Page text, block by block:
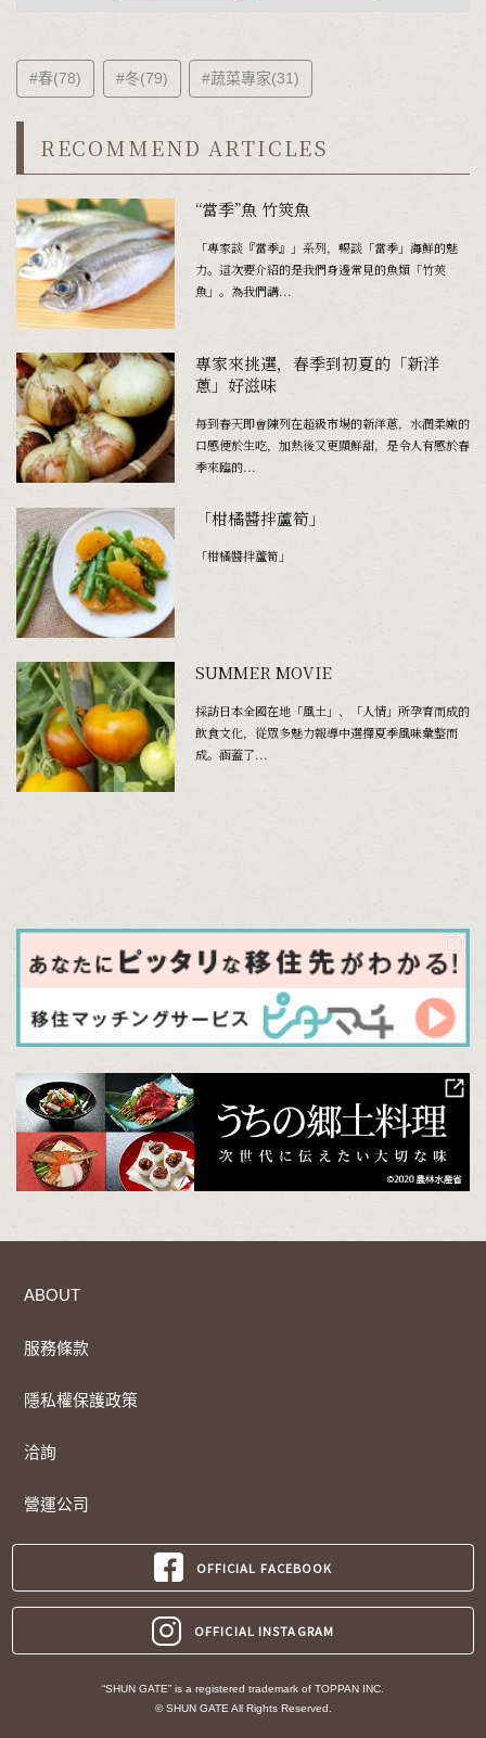
#春(78) #冬(79) #蔬菜專家(31)
RECOMMEND ARTICLES
“當季”魚 竹筴魚
「專家談『當季』」系列，暢談「當季」海鮮的魅
力。這次要介紹的是我們身邊常見的魚類「竹莢
魚」。為我們講...
專家來挑選，春季到初夏的「新洋
蔥」好滋味
每到春天即會陳列在超級市場的新洋蔥，水潤柔嫩的
口感便於生吃，加熱後又更顯鮮甜，是令人有感於春
季來臨的...
「柑橘醬拌蘆筍」
「柑橘醬拌蘆筍」
SUMMER MOVIE
採訪日本全國在地「風土」、「人情」所孕育而成的
飲食文化，從眾多魅力報導中選擇夏季風味彙整而
成。涵蓋了...
ABOUT
服務條款
隱私權保護政策
洽詢
營運公司
OFFICIAL FACEBOOK
OFFICIAL INSTAGRAM
“SHUN GATE” is a registered trademark of TOPPAN INC.
© SHUN GATE All Rights Reserved.